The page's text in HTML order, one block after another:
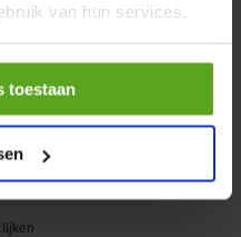
van hun services.
toestaan
+